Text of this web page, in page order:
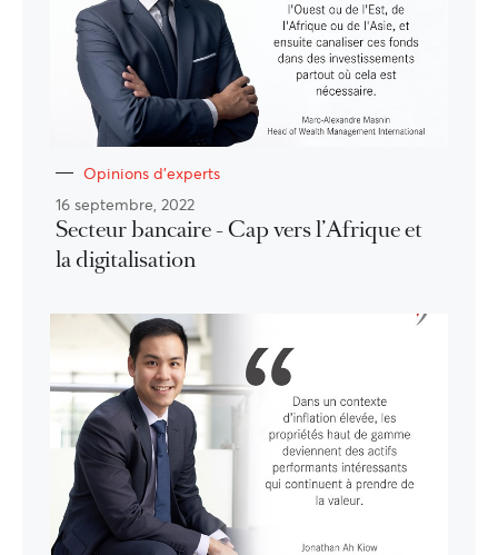
Opinions d'experts
16 septembre, 2022
Secteur bancaire - Cap vers l’Afrique et
la digitalisation